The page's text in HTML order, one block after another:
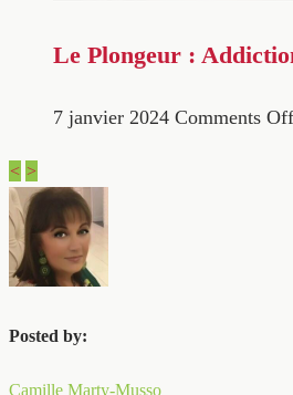
Le Plongeur :
7 janvier 2024 Comments Off
< >
Posted by:
Camille Marty-Musso